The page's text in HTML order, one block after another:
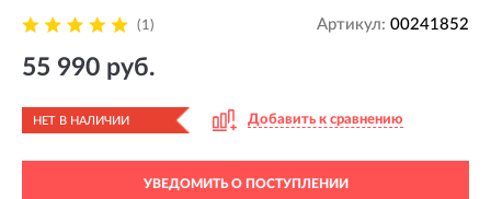
(1) Артикул: 00241852
55 990 руб.
НЕТ В НАЛИЧИИ Добавить к сравнению
УВЕДОМИТЬ О ПОСТУПЛЕНИИ